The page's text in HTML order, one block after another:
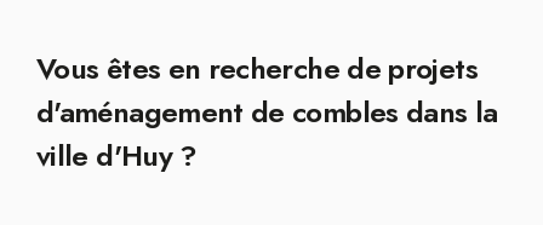
Vous êtes en recherche de projets
d'aménagement de combles dans la
ville d'Huy ?